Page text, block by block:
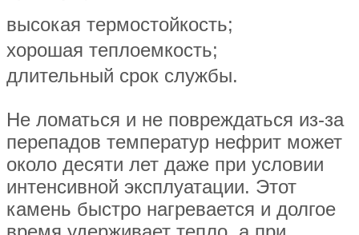
высокая термостойкость;
хорошая теплоемкость;
длительный срок службы.
Не ломаться и не повреждаться из-за
перепадов температур нефрит может
около десяти лет даже при условии
интенсивной эксплуатации. Этот
камень быстро нагревается и долгое